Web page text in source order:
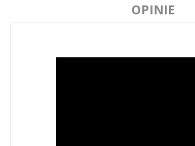
OPINIE